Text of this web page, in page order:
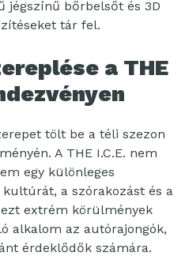
jégszínű bőrbelsőt és 3D
tár fel.
a THE
tölt be a téli szezon
A THE I.C.E. nem
egy különleges
a szórakozást és a
extrém körülmények
alkalom az autórajongók,
érdeklődők számára.